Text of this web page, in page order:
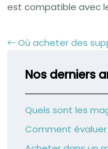
est compatible avec
Où acheter des
Nos derniers
Quels sont les
Comment évaluer